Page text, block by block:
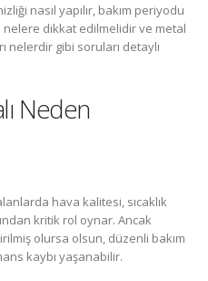
nasıl yapılır, bakım periyodu
nelere dikkat edilmelidir ve metal
nelerdir gibi soruları detaylı
Neden
hava kalitesi, sıcaklık
kritik rol oynar. Ancak
olursa olsun, düzenli bakım
kaybı yaşanabilir.